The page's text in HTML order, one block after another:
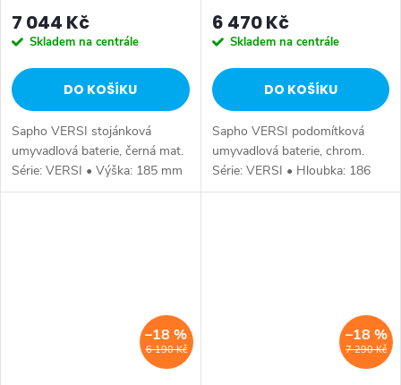
7 044 Kč
Skladem na centrále
DO KOŠÍKU
Sapho VERSI stojánková
umyvadlová baterie, černá mat.
Série: VERSI • Výška: 185 mm
• Barva: Černá mat • Materiál:
6 470 Kč
Skladem na centrále
DO KOŠÍKU
Sapho VERSI podomítková
umyvadlová baterie, chrom.
Série: VERSI • Hloubka: 186
mm • Barva: Chrom • Materiál:
6 190 Kč
–18 %
7 290 Kč
–18 %